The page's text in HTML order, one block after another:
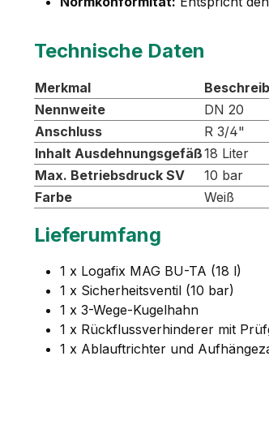
Technische Daten
Merkmal
Nennweite
DN 20
Anschluss
R 3/4"
Inhalt Ausdehnungsgefäß18 Liter
Max. Betriebsdruck SV
10 bar
Farbe
Weiß
Lieferumfang
1 x Logafix MAG BU-TA (18 l)
1 x Sicherheitsventil (10 bar)
1 x 3-Wege-Kugelhahn
1 x Rückflussverhinderer mit
1 x Ablauftrichter und